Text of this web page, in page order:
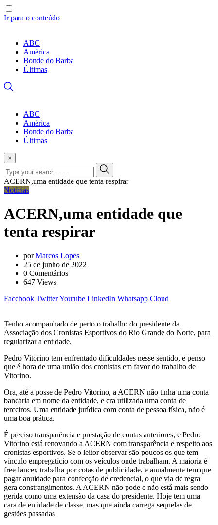
Ir para o conteúdo
ABC
América
Bonde do Barba
Últimas
ABC
América
Bonde do Barba
Últimas
×
ACERN,uma entidade que tenta respirar
Notícias
ACERN,uma entidade que
tenta respirar
porMarcos Lopes
25 de junho de 2022
0 Comentários
647 Views
Facebook TwitterYoutube LinkedIn Whatsapp Cloud
Tenho acompanhado de perto o trabalho do presidente da
Associação dos Cronistas Esportivos do Rio Grande do Norte, para
regularizar a entidade.
Pedro Vitorino tem enfrentado dificuldades nesse sentido, e penso
que é hora de uma união dos cronistas em favor do trabalho de
Vitorino.
Ora, até a posse de Pedro Vitorino, a ACERN não tinha uma conta
bancária em nome da entidade, e era utilizada uma conta de
terceiros. Uma entidade jurídica com conta de pessoa física, não é
uma boa prática.
É preciso transparência e prestação de contas anteriores, e Pedro
Vitorino está renovando a ACERN com transparência e respeito aos
cronistas esportivos. Se o leitor observar são poucos os que tem
vínculo empregatício com os veículos onde trabalham. A maioria é
free-lancer, trabalha por cotas de publicidade, e anualmente tem que
pagar anuidade para confecção de credencial, o que via de regra
gera constrangimentos. A ACERN não pode e não está mais sendo
gerida como uma extensão da casa do presidente. Hoje tem uma
cara de entidade de classe, mas que ainda carrega sequelas de
gestões passadas